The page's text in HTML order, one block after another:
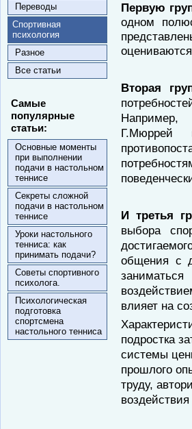
Переводы
Спортивная
психология
Разное
Все статьи
Самые
популярные
статьи:
Основные моменты
при выполнении
подачи в настольном
теннисе
Секреты сложной
подачи в настольном
теннисе
Уроки настольного
тенниса: как
принимать подачи?
Советы спортивного
психолога.
Психологическая
подготовка
спортсмена
настольного тенниса
Первую
одном
Вторая
Например,
Г.Мюррей
И третья
выбора
общения с
влияет на
подростка
системы
прошлого
труду,